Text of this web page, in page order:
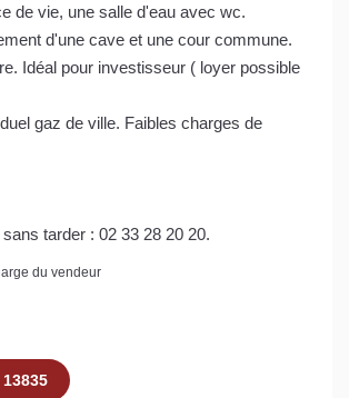
de vie, une salle d'eau avec wc.
d'une cave et une cour commune.
Idéal pour investisseur ( loyer possible
gaz de ville. Faibles charges de
tarder : 02 33 28 20 20.
du vendeur
13835